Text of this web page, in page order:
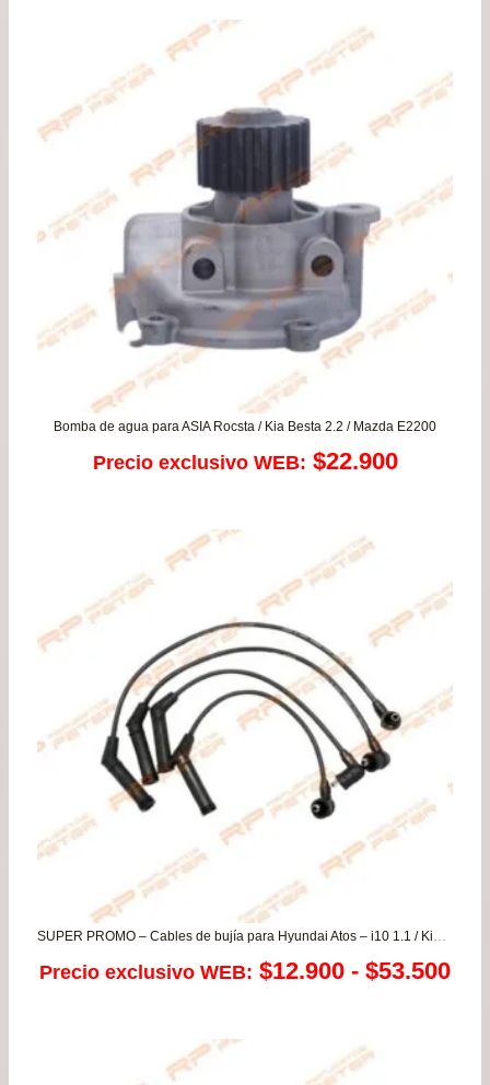
era:
$57.900.
Bomba de agua para ASIA Rocsta / Kia Besta 2.2 / Mazda E2200
Precio exclusivo WEB: $22.900
SUPER PROMO – Cables de bujía para Hyundai Atos – i10 1.1 / Kia Morning 1.1
Precio exclusivo WEB: $12.900 - $53.500